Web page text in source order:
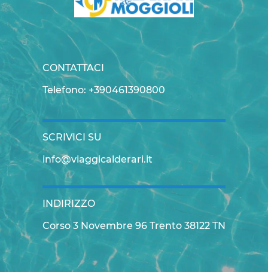
CONTATTACI
Telefono: +390461390800
SCRIVICI SU
info@viaggicalderari.it
INDIRIZZO
Corso 3 Novembre 96 Trento 38122 TN